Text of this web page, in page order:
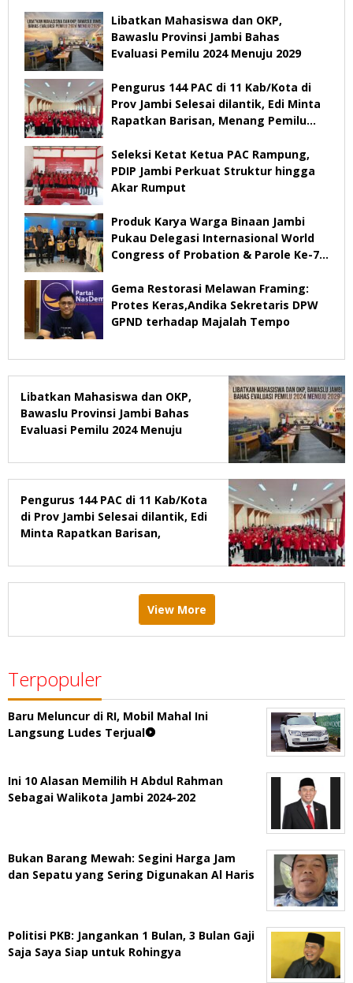
Libatkan Mahasiswa dan OKP,
Bawaslu Provinsi Jambi Bahas
Evaluasi Pemilu 2024 Menuju 2029
Pengurus 144 PAC di 11 Kab/Kota di
Prov Jambi Selesai dilantik, Edi Minta
Rapatkan Barisan, Menang Pemilu
Seleksi Ketat Ketua PAC Rampung,
PDIP Jambi Perkuat Struktur hingga
Akar Rumput
Produk Karya Warga Binaan Jambi
Pukau Delegasi Internasional World
Congress of Probation & Parole Ke-7
Gema Restorasi Melawan Framing:
Protes Keras,Andika Sekretaris DPW
GPND terhadap Majalah Tempo
Libatkan Mahasiswa dan OKP,
Bawaslu Provinsi Jambi Bahas
Evaluasi Pemilu 2024 Menuju
Pengurus 144 PAC di 11 Kab/Kota
di Prov Jambi Selesai dilantik, Edi
Minta Rapatkan Barisan,
View More
Terpopuler
Baru Meluncur di RI, Mobil Mahal Ini
Langsung Ludes Terjual
Ini 10 Alasan Memilih H Abdul Rahman
Sebagai Walikota Jambi 2024-202
Bukan Barang Mewah: Segini Harga Jam
dan Sepatu yang Sering Digunakan Al Haris
Politisi PKB: Jangankan 1 Bulan, 3 Bulan Gaji
Saja Saya Siap untuk Rohingya